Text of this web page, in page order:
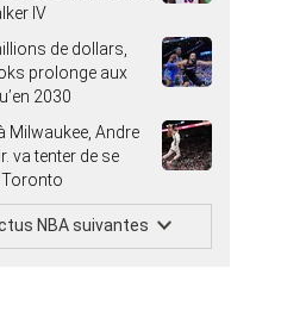
IV
de dollars,
prolonge aux
2030
Milwaukee, Andre
va tenter de se
Toronto
NBA suivantes